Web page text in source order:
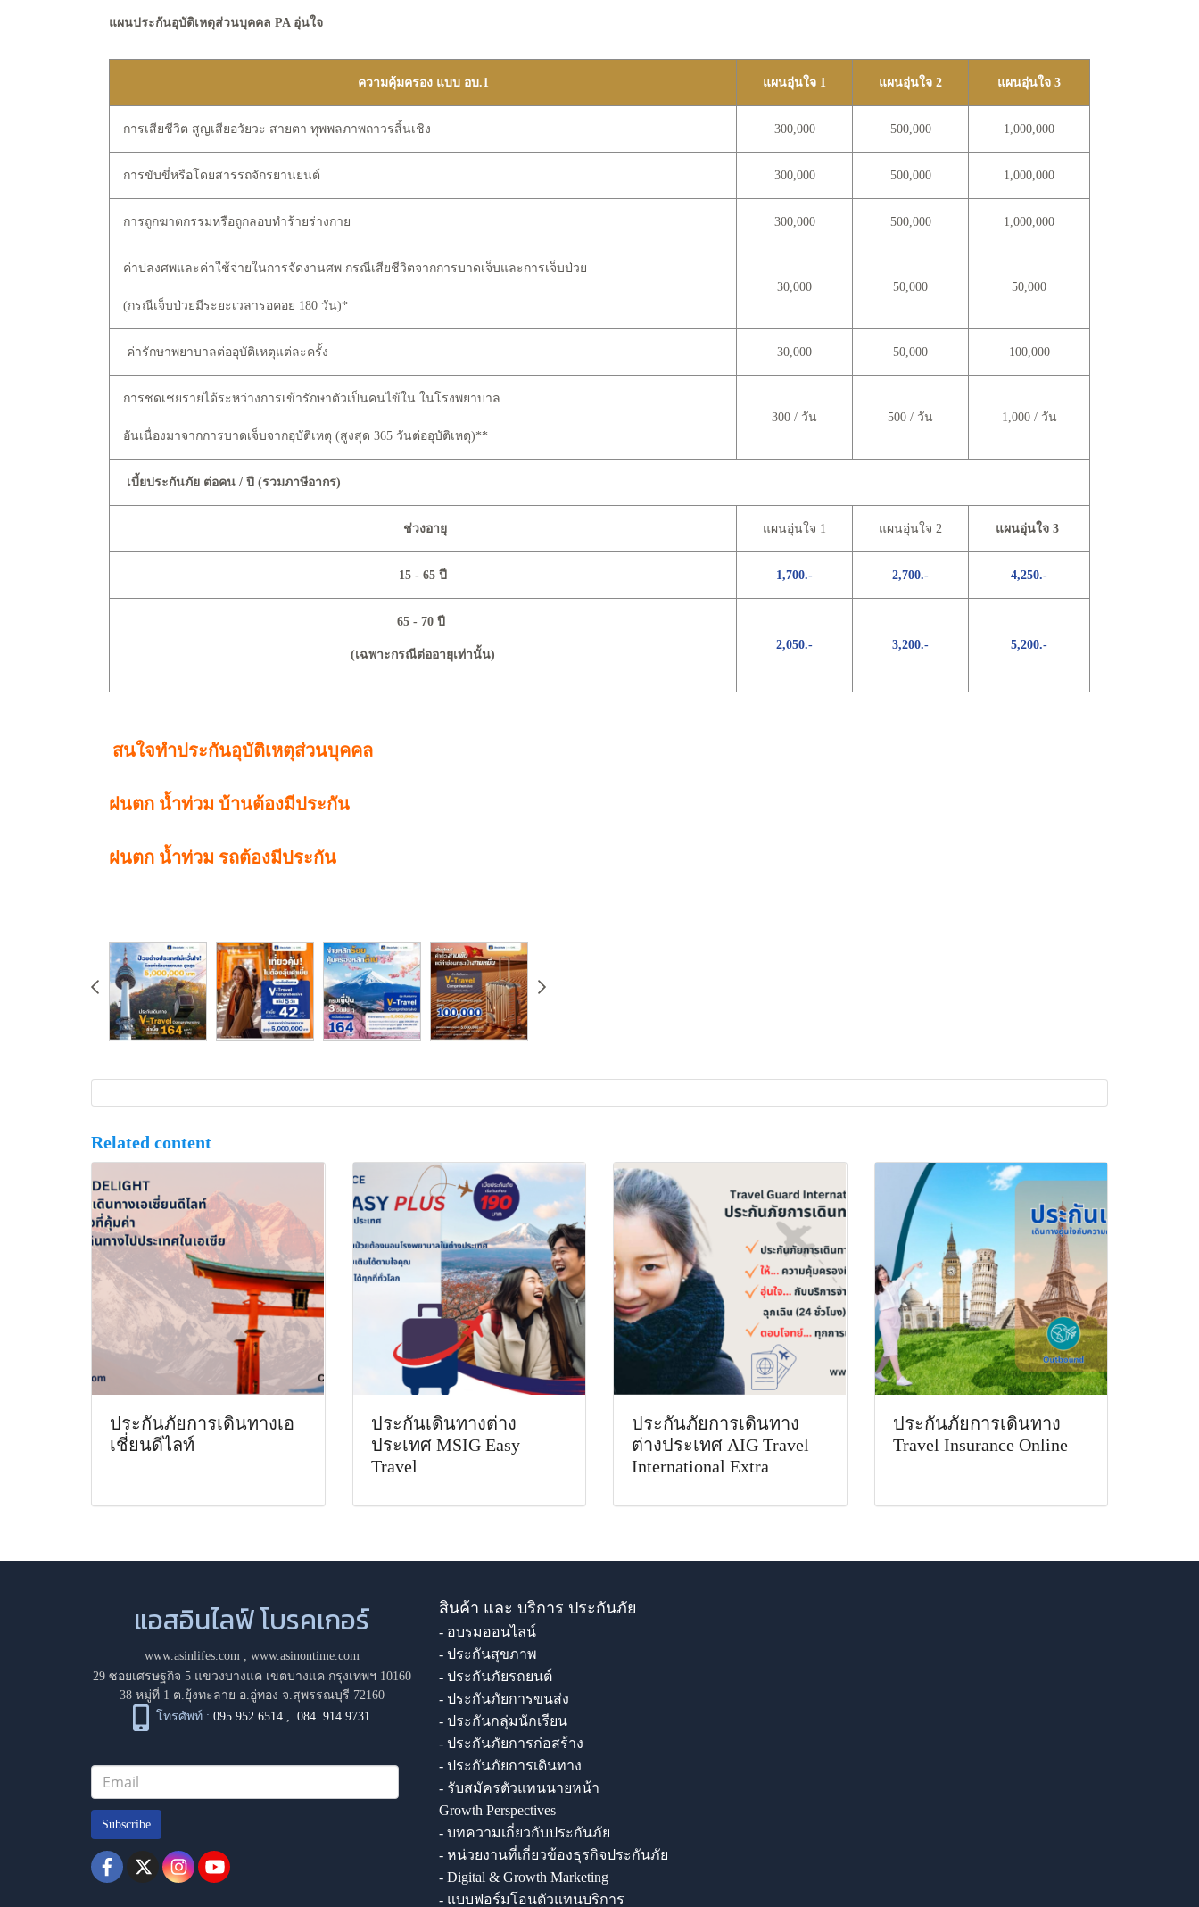
แผนประกันอุบัติเหตุส่วนบุคคล PA อุ่นใจ
ความคุ้มครอง แบบ อบ.1 แผนอุ่นใจ 1 แผนอุ่นใจ 2 แผนอุ่นใจ 3
การเสียชีวิต สูญเสียอวัยวะ สายตา ทุพพลภาพถาวรสิ้นเชิง 300,000 500,000 1,000,000
การขับขี่หรือโดยสารรถจักรยานยนต์ 300,000 500,000 1,000,000
การถูกฆาตกรรมหรือถูกลอบทำร้ายร่างกาย 300,000 500,000 1,000,000
ค่าปลงศพและค่าใช้จ่ายในการจัดงานศพ กรณีเสียชีวิตจากการบาดเจ็บและการเจ็บป่วย
(กรณีเจ็บป่วยมีระยะเวลารอคอย 180 วัน)*
30,000 50,000 50,000
ค่ารักษาพยาบาลต่ออุบัติเหตุแต่ละครั้ง 30,000 50,000 100,000
การชดเชยรายได้ระหว่างการเข้ารักษาตัวเป็นคนไข้ใน ในโรงพยาบาล
อันเนื่องมาจากการบาดเจ็บจากอุบัติเหตุ (สูงสุด 365 วันต่ออุบัติเหตุ)**
300 / วัน 500 / วัน 1,000 / วัน
เบี้ยประกันภัย ต่อคน / ปี (รวมภาษีอากร)
ช่วงอายุ แผนอุ่นใจ 1 แผนอุ่นใจ 2 แผนอุ่นใจ 3
15 - 65 ปี 1,700.- 2,700.- 4,250.-
65 - 70 ปี
(เฉพาะกรณีต่ออายุเท่านั้น)
2,050.- 3,200.- 5,200.-
สนใจทำประกันอุบัติเหตุส่วนบุคคล
ฝนตก น้ำท่วม บ้านต้องมีประกัน
ฝนตก น้ำท่วม รถต้องมีประกัน
Related content
ประกันภัยการเดินทางเอ
เชี่ยนดีไลท์
ประกันเดินทางต่าง
ประเทศ MSIG Easy
Travel
ประกันภัยการเดินทาง
ต่างประเทศ AIG Travel
International Extra
ประกันภัยการเดินทาง
Travel Insurance Online
แอสอินไลฟ์ โบรคเกอร์
www.asinlifes.com
www.asinontime.com
29 ซอยเศรษฐกิจ 5 แขวงบางแค เขตบางแค กรุงเทพฯ 10160
38 หมู่ที่ 1 ต.ยุ้งทะลาย อ.อู่ทอง จ.สุพรรณบุรี 72160
โทรศัพท์ : 095 952 6514 ,084 914 9731
Subscribe
สินค้า และ บริการ ประกันภัย
- อบรมออนไลน์
- ประกันสุขภาพ
- ประกันภัยรถยนต์
- ประกันภัยการขนส่ง
- ประกันกลุ่มนักเรียน
- ประกันภัยการก่อสร้าง
- ประกันภัยการเดินทาง
- รับสมัครตัวแทนนายหน้า
Growth Perspectives
- บทความเกี่ยวกับประกันภัย
- หน่วยงานที่เกี่ยวข้องธุรกิจประกันภัย
- Digital & Growth Marketing
- แบบฟอร์มโอนตัวแทนบริการ